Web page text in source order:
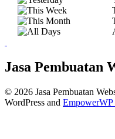
Jasa Pembuatan
© 2026 Jasa Pembuatan
WordPress and EmpowerWP